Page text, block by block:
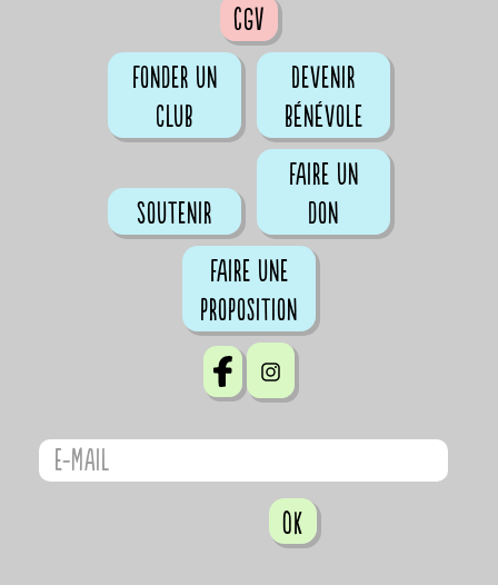
CGV
Fonder un
club
Devenir
bénévole
Soutenir
Faire un
don
Faire une
proposition
OK